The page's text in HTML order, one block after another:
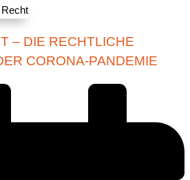
– DIE RECHTLICHE
CORONA-PANDEMIE